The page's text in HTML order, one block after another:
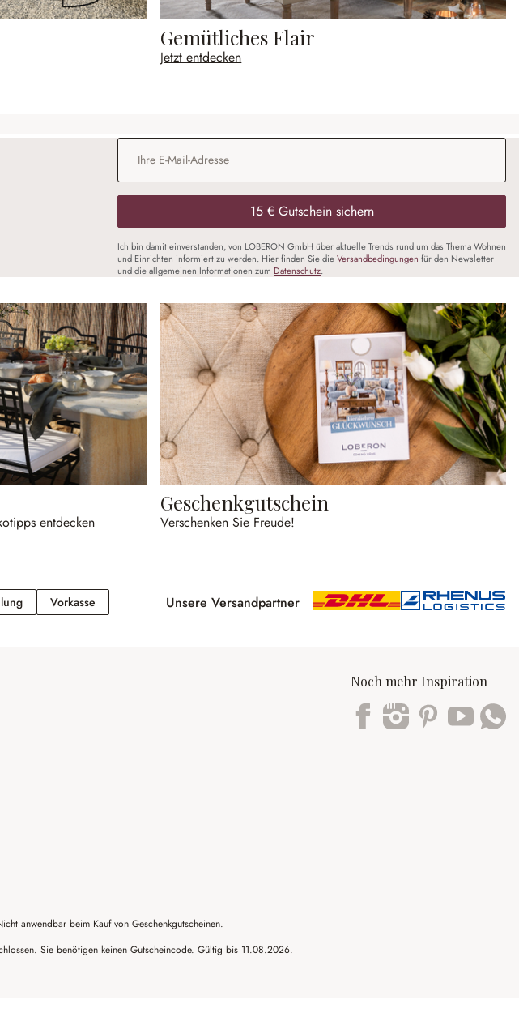
Gemütliches Flair
Jetzt entdecken
E-Mail-Adresse
15 € Gutschein sichern
Ich bin damit einverstanden, von LOBERON GmbH über aktuelle Trends rund um das Thema Wohnen
und Einrichten informiert zu werden. Hier finden Sie dieVersandbedingungen für den Newsletter
und die allgemeinen Informationen zum Datenschutz.
entdecken
Geschenkgutschein
Verschenken Sie Freude!
Ratenzahlung
VorkasseVorkasse Unsere Versandpartner
Noch mehr Inspiration
anwendbar beim Kauf von Geschenkgutscheinen.
Sie benötigen keinen Gutscheincode. Gültig bis 11.08.2026.